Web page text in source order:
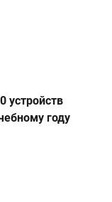
устройств
году